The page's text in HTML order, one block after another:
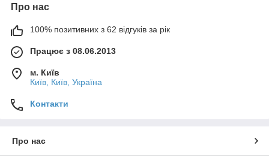
Про нас
100% позитивних з 62 відгуків за рік
Працює з 08.06.2013
м. Київ
Київ, Київ, Україна
Контакти
Про нас